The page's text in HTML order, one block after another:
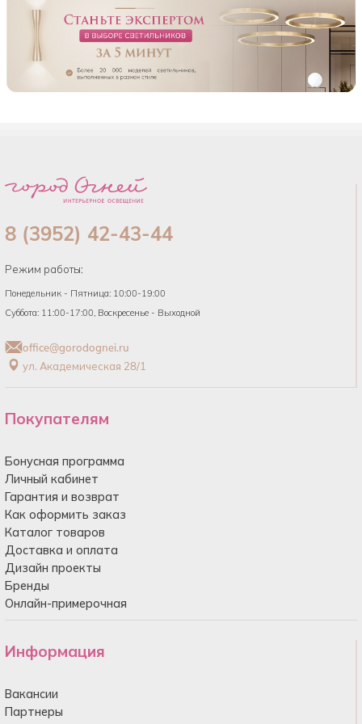
8 (3952) 42-43-44
Режим работы:
Понедельник - Пятница: 10:00-19:00
Суббота: 11:00-17:00, Воскресенье - Выходной
office@gorodognei.ru
ул. Академическая 28/1
Покупателям
Бонусная программа
Личный кабинет
Гарантия и возврат
Как оформить заказ
Каталог товаров
Доставка и оплата
Дизайн проекты
Бренды
Онлайн-примерочная
Информация
Вакансии
Партнеры